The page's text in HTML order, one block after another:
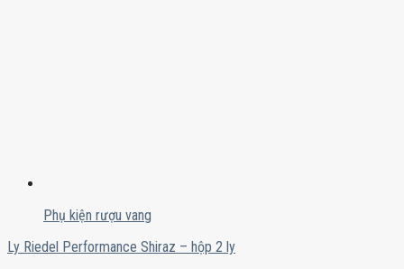
Phụ kiện rượu vang
Ly Riedel Performance Shiraz – hộp 2 ly